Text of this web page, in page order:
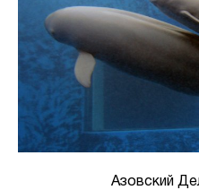
Азовский